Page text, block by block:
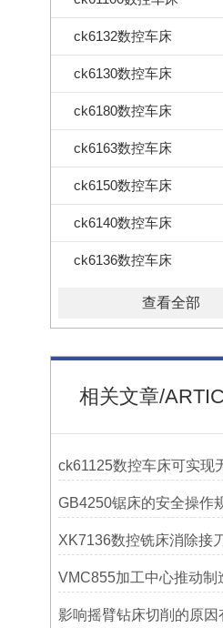
ck6132数控车床
ck6130数控车床
ck6180数控车床
ck6163数控车床
ck6150数控车床
ck6140数控车床
ck6136数控车床
查看全部
相关文章/
影响摇臂钻床切削的原因